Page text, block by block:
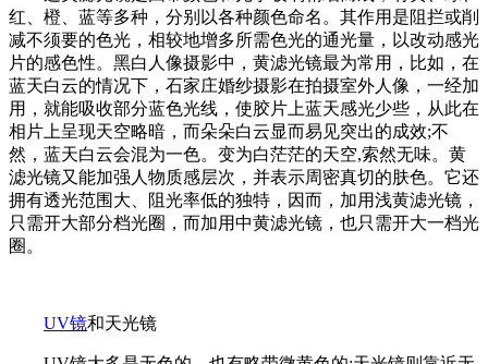
红、橙、蓝等多种，分别以各种颜色命名。其作用是阻拦或削
减不须要的色光，相较地增多所需色光的通光量，以改动感光
片的感色性。黑白人像摄影中，黄滤光镜最为常用，比如，在
蓝天白云的情况下，石家庄婚纱摄影在拍摄室外人像，一经加
用，就能吸收部分蓝色光线，使胶片上蓝天感光少些，从此在
相片上呈现天空略暗，而朵朵白云显而易见突出的成效;不
然，蓝天白云会混为一色。变为白茫茫的天空,索然无味。黄
滤光镜又能加强人物质感层次，并表示周密真切的肤色。它还
拥有透光范围大、阻光率低的独特，因而，加用浅黄滤光镜，
只需开大部分档光圈，而加用中黄滤光镜，也只需开大一档光
圈。
UV镜和天光镜